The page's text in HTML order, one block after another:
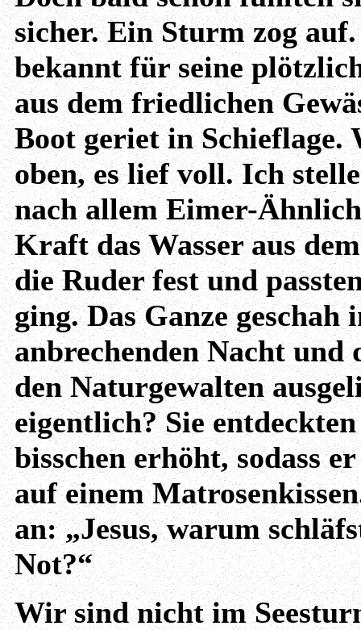
sicher. Ein Sturm zog
bekannt für seine
aus dem friedlichen
Boot geriet in Schieflage.
oben, es lief voll. Ich
nach allem Eimer-
Kraft das Wasser aus
die Ruder fest und
ging. Das Ganze
anbrechenden Nacht und
den Naturgewalten
eigentlich? Sie
bisschen erhöht, sodass
auf einem
an: „Jesus, warum
Not?“
Wir sind nicht im